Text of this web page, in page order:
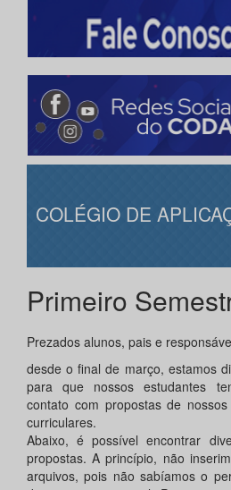
COLÉGIO DE
Primeiro
Prezados alunos, pais e
desde o final de março, estamos
para que nossos estudantes
contato com propostas de
curriculares.
Abaixo, é possível encontrar
propostas. A princípio, não
arquivos, pois não sabíamos o